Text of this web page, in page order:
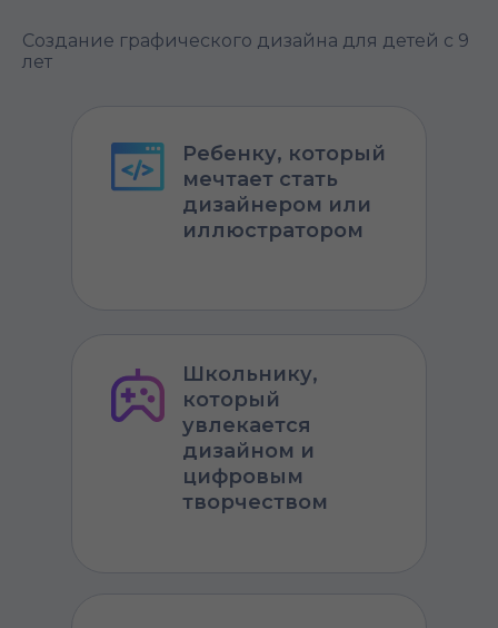
Создание графического дизайна для детей с 9
лет
Ребенку, который
мечтает стать
дизайнером или
иллюстратором
Школьнику,
который
увлекается
дизайном и
цифровым
творчеством